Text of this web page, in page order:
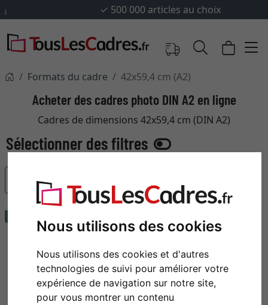
Nous utilisons des cookies
Nous utilisons des cookies et d'autres
technologies de suivi pour améliorer votre
expérience de navigation sur notre site,
pour vous montrer un contenu
500 000 articles au choix
Formats du cadre 42x59,4 cm (A2)
Acheter des cadres photo DIN A2 en ligne
Cadres de dimensions 42x59,4 cm (DIN A2)
populaire